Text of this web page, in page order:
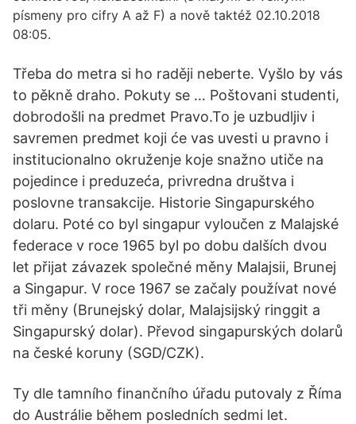
písmeny pro cifry A až F) a nově taktéž 02.10.2018
08:05.
Třeba do metra si ho raději neberte. Vyšlo by vás
to pěkně draho. Pokuty se … Poštovani studenti,
dobrodošli na predmet Pravo.To je uzbudljiv i
savremen predmet koji će vas uvesti u pravno i
institucionalno okruženje koje snažno utiče na
pojedince i preduzeća, privredna društva i
poslovne transakcije. Historie Singapurského
dolaru. Poté co byl singapur vyloučen z Malajské
federace v roce 1965 byl po dobu dalších dvou
let přijat závazek společné měny Malajsii, Brunej
a Singapur. V roce 1967 se začaly používat nové
tři měny (Brunejský dolar, Malajsijský ringgit a
Singapurský dolar). Převod singapurských dolarů
na české koruny (SGD/CZK).
Ty dle tamního finančního úřadu putovaly z Říma
do Austrálie během posledních sedmi let.